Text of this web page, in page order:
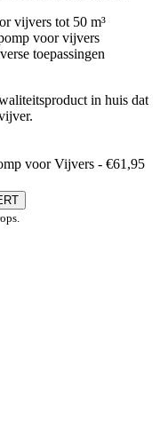
vijvers tot 50 m³
voor vijvers
toepassingen
in huis dat
voor Vijvers - €61,95